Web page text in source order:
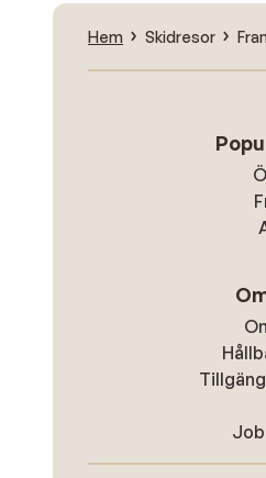
Hem Skidresor